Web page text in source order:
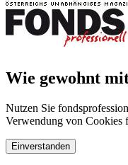
Wie gewohnt
Nutzen Sie
Verwendung von Cookies
Einverstanden